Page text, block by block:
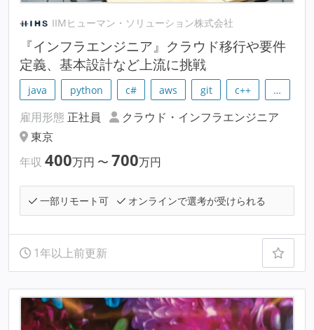
IIMヒューマン・ソリューション株式会社
『インフラエンジニア』クラウド移行や要件
定義、基本設計など上流に挑戦
java python c# aws git c++ …
雇用形態 正社員
クラウド・インフラエンジニア
東京
年収 400万円 〜 700万円
一部リモート可 オンラインで選考が受けられる
1年以上前更新